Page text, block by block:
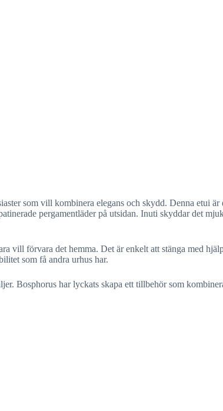
som vill kombinera elegans och skydd. Denna etui är
pergamentläder på utsidan. Inuti skyddar det
vill förvara det hemma. Det är enkelt att stänga med
som få andra urhus har.
Bosphorus har lyckats skapa ett tillbehör som